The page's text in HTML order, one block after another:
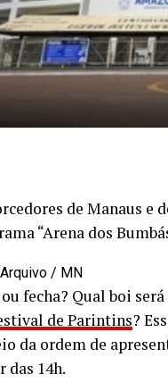
de Manaus e
“Arena dos
/ MN
fecha? Qual boi
de Parintins?
da ordem de
das 14h.